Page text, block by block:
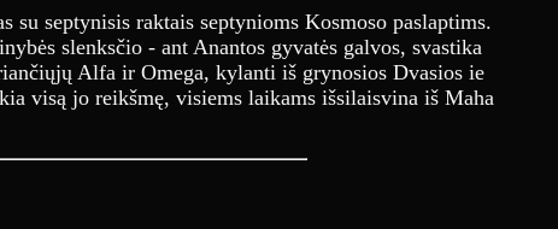
septynisis raktais septynioms Kosmoso paslaptims.
slenksčio - ant Anantos gyvatės galvos, svastika
Alfa ir Omega, kylanti iš grynosios Dvasios ie
visą jo reikšmę, visiems laikams išsilaisvina iš Maha